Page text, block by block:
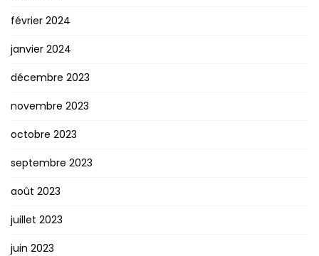
février 2024
janvier 2024
décembre 2023
novembre 2023
octobre 2023
septembre 2023
août 2023
juillet 2023
juin 2023